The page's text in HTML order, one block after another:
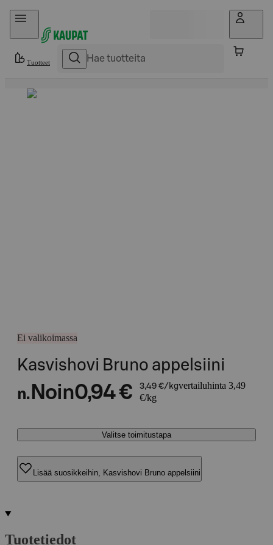
Hyppää sisältöön
Tuotteet
Ei valikoimassa
Kasvishovi Bruno appelsiini
n. Noin0,94 € 3,49 €/kgvertailuhinta 3,49
€/kg
Valitse toimitustapa
Lisää suosikkeihin, Kasvishovi Bruno appelsiini
Tuotetiedot